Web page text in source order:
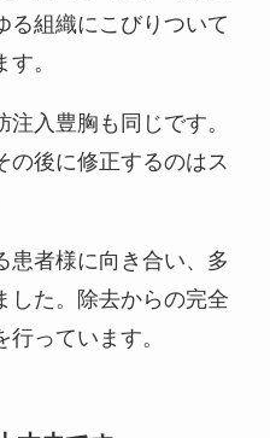
る組織にこびりついて
。
入豊胸も同じです。
の後に修正するのはス
患者様に向き合い、多
した。除去からの完全
っています。